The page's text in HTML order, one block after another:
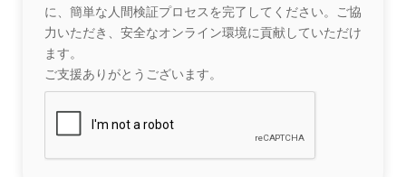
に、簡単な人間検証プロセスを完了してください。ご協
力いただき、安全なオンライン環境に貢献していただけ
ます。
ご支援ありがとうございます。